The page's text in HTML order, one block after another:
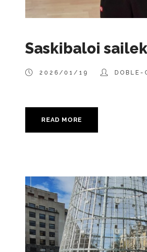
Saskibaloi
2026/01/19 DOBLE-
READ MORE